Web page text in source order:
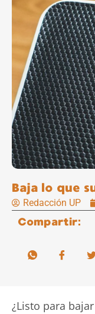
Baja lo que
Redacción UP
Compartir:
¿Listo para